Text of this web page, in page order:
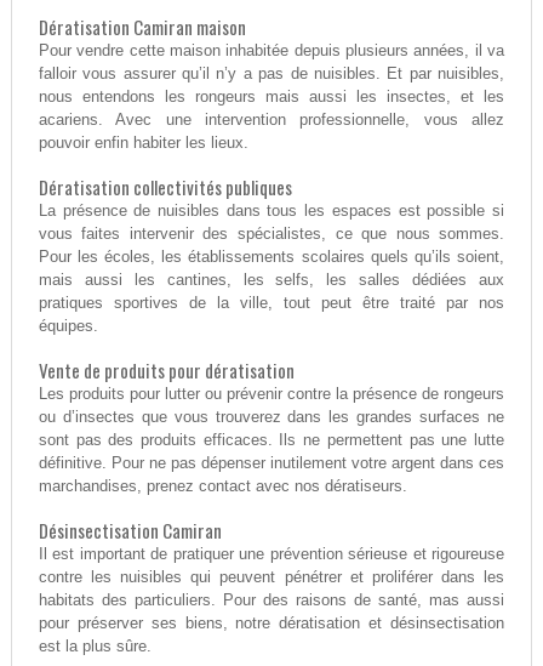
Dératisation Camiran maison
Pour vendre cette maison inhabitée depuis plusieurs années, il va
falloir vous assurer qu’il n’y a pas de nuisibles. Et par nuisibles,
nous entendons les rongeurs mais aussi les insectes, et les
acariens. Avec une intervention professionnelle, vous allez
pouvoir enfin habiter les lieux.
Dératisation collectivités publiques
La présence de nuisibles dans tous les espaces est possible si
vous faites intervenir des spécialistes, ce que nous sommes.
Pour les écoles, les établissements scolaires quels qu’ils soient,
mais aussi les cantines, les selfs, les salles dédiées aux
pratiques sportives de la ville, tout peut être traité par nos
équipes.
Vente de produits pour dératisation
Les produits pour lutter ou prévenir contre la présence de rongeurs
ou d’insectes que vous trouverez dans les grandes surfaces ne
sont pas des produits efficaces. Ils ne permettent pas une lutte
définitive. Pour ne pas dépenser inutilement votre argent dans ces
marchandises, prenez contact avec nos dératiseurs.
Désinsectisation Camiran
Il est important de pratiquer une prévention sérieuse et rigoureuse
contre les nuisibles qui peuvent pénétrer et proliférer dans les
habitats des particuliers. Pour des raisons de santé, mas aussi
pour préserver ses biens, notre dératisation et désinsectisation
est la plus sûre.